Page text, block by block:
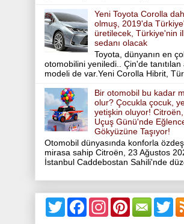
Yeni Toyota Corolla
olmuş, 2019'da
üretilecek, Türkiye'nin
sedanı olacak
Toyota, dünyanın en
otomobilini yeniledi.. Çin'de tanıtılan
modeli de var.Yeni Corolla Hibrit,
Bir otomobil bu kadar
olur? Çocukla çocuk,
yetişkin oluyor!
Uçuş Günü'nde
Gökyüzüne Taşıyor!
Otomobil dünyasında konforla
mirasa sahip Citroën, 23 Ağustos
İstanbul Caddebostan Sahili'nde
T
w
F
P
T